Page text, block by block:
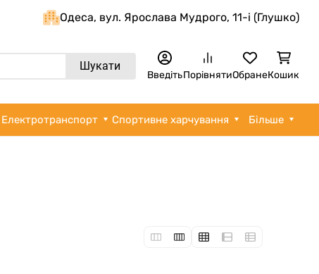
Одеса, вул. Ярослава Мудрого, 11-i (Глушко)
Шукати
ВведітьПорівнятиОбранеКошик
Електротранспорт Спортивне харчування Більше